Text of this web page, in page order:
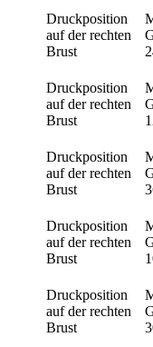
Druckposition
auf der rechten
Brust
Druckposition
auf der rechten
Brust
Druckposition
auf der rechten
Brust
Druckposition
auf der rechten
Brust
Druckposition
auf der rechten
Brust